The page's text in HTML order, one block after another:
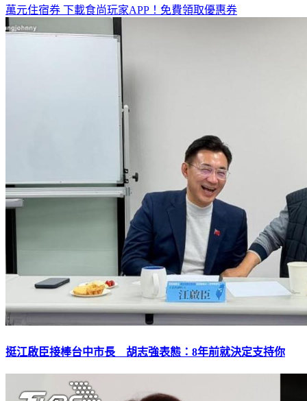
萬元住宿券 下載食尚玩家APP！免費領取優惠券
挺江啟臣接棒台中市長 胡志強表態：8年前就決定支持你